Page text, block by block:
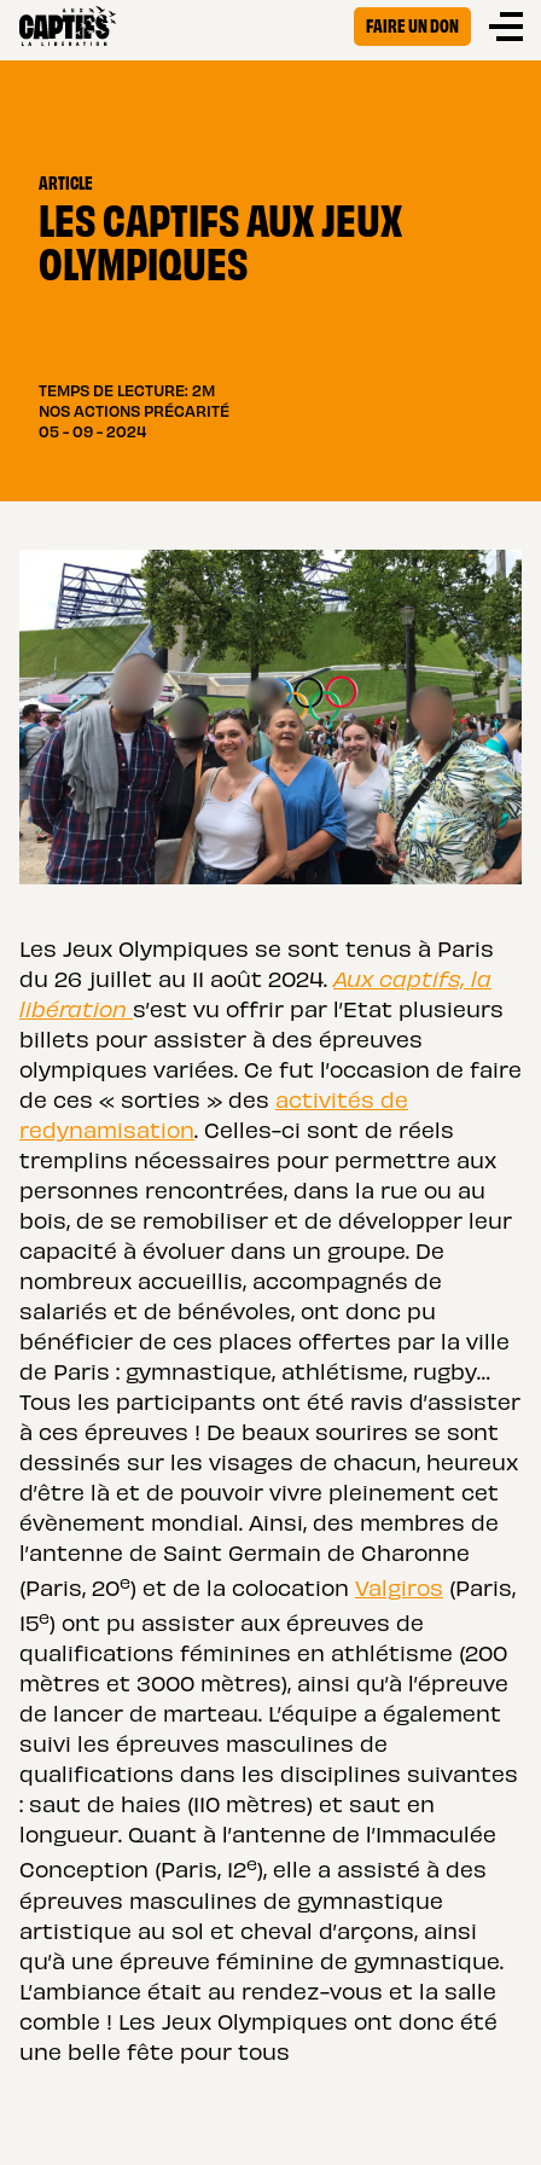
FAIRE UN DON
ARTICLE
LES CAPTIFS AUX JEUX
OLYMPIQUES
TEMPS DE LECTURE: 2M
NOS ACTIONS PRÉCARITÉ
05 - 09 - 2024
Les Jeux Olympiques se sont tenus à Paris
du 26 juillet au 11 août 2024. Aux captifs, la
libération s’est vu offrir par l’Etat plusieurs
billets pour assister à des épreuves
olympiques variées. Ce fut l’occasion de faire
de ces « sorties » des activités de
redynamisation. Celles-ci sont de réels
tremplins nécessaires pour permettre aux
personnes rencontrées, dans la rue ou au
bois, de se remobiliser et de développer leur
capacité à évoluer dans un groupe. De
nombreux accueillis, accompagnés de
salariés et de bénévoles, ont donc pu
bénéficier de ces places offertes par la ville
de Paris : gymnastique, athlétisme, rugby…
Tous les participants ont été ravis d’assister
à ces épreuves ! De beaux sourires se sont
dessinés sur les visages de chacun, heureux
d’être là et de pouvoir vivre pleinement cet
évènement mondial. Ainsi, des membres de
l’antenne de Saint Germain de Charonne
(Paris, 20e) et de la colocation Valgiros (Paris,
15e) ont pu assister aux épreuves de
qualifications féminines en athlétisme (200
mètres et 3000 mètres), ainsi qu’à l’épreuve
de lancer de marteau. L’équipe a également
suivi les épreuves masculines de
qualifications dans les disciplines suivantes
: saut de haies (110 mètres) et saut en
longueur. Quant à l’antenne de l’Immaculée
Conception (Paris, 12e), elle a assisté à des
épreuves masculines de gymnastique
artistique au sol et cheval d’arçons, ainsi
qu’à une épreuve féminine de gymnastique.
L’ambiance était au rendez-vous et la salle
comble ! Les Jeux Olympiques ont donc été
une belle fête pour tous